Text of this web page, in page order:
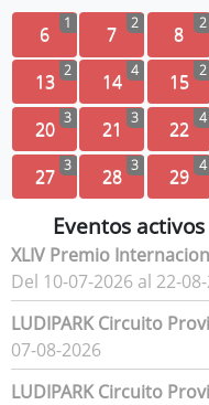
6 1 7 2 8 2
13 2 14 4 15 2
20 3 21 3 22 4
27 3 28 3 29 4
Eventos
XLIV Premio
Del 10-07-2026 al 22-
LUDIPARK Circuito
07-08-2026
LUDIPARK Circuito